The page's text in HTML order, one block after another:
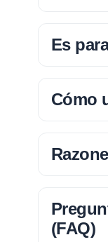
Es
Cómo
(FAQ)